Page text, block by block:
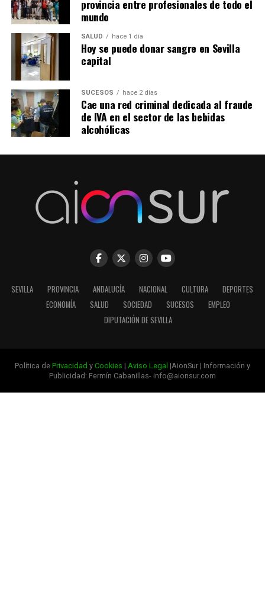
provincia entre profesionales de todo el
mundo
SALUD hace 1 día
Hoy se puede donar sangre en Sevilla
capital
SUCESOS hace 2 días
Cae una red criminal dedicada al fraude
de IVA en el sector de las bebidas
alcohólicas
SEVILLA PROVINCIA ANDALUCÍA NACIONAL CULTURA
DEPORTES
ECONOMÍA
SALUD SOCIEDAD SUCESOS
EMPLEO
DIPUTACIÓN DE SEVILLA
Política de Privacidad y Cookies | Aviso Legal |AionSur | Información y
Publicidad: Fermín Cabanillas- info@aionsur.com